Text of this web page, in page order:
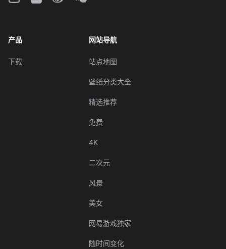
产品
下载
网站导航
站点地图
壁纸分类大全
精选推荐
免费
4K
二次元
风景
美女
网易游戏独家
随时间变化